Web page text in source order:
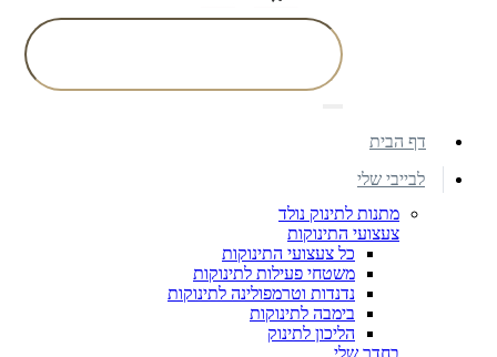
דף הבית
לבייבי שלי
מתנות לתינוק נולד
צעצועי התינוקות
כל צעצועי התינוקות
משטחי פעילות לתינוקות
נדנדות וטרמפולינה לתינוקות
בימבה לתינוקות
הליכון לתינוק
בחדר שלי